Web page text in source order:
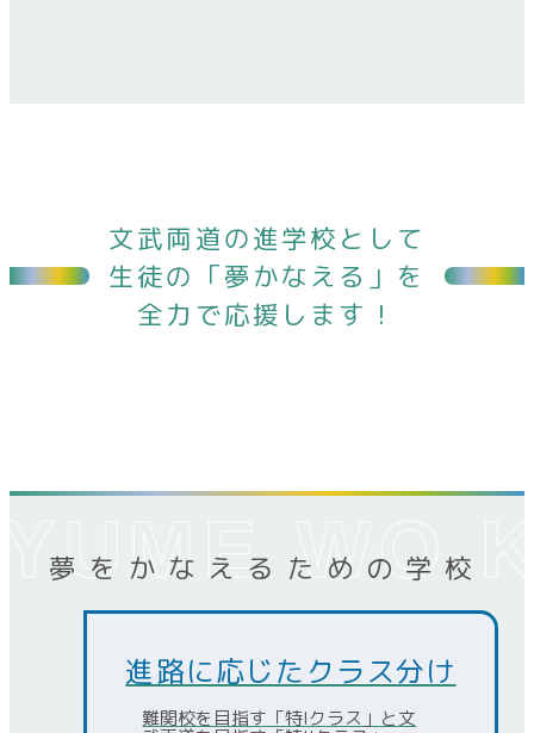
文武両道の進学校として
生徒の「夢かなえる」を
全力で応援します！
夢をかなえるための学校
進路に応じたクラス分け
難関校を目指す「特Iクラス」と文